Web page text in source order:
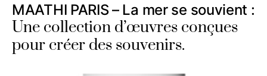
MAATHI PARIS – La mer se souvient :
Une collection d’œuvres conçues
pour créer des souvenirs.